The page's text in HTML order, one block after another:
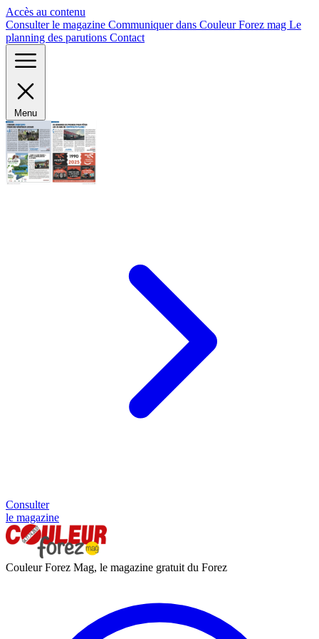
Accès au contenu
Consulter le magazine Communiquer dans Couleur Forez mag Le
planning des parutions Contact
Menu
Consulter
le magazine
Couleur Forez Mag, le magazine gratuit du Forez
Panneau de gestion des cookies